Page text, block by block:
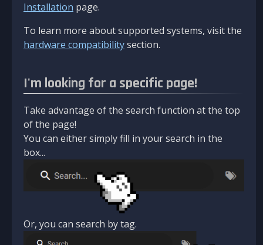
Installation page.
To learn more about supported systems, visit the
hardware compatibilitysection.
I'm looking for a specific page!
Take advantage of the search function at the top
of the page!
You can either simply fill in your search in the
box...
Or, you can search by tag.